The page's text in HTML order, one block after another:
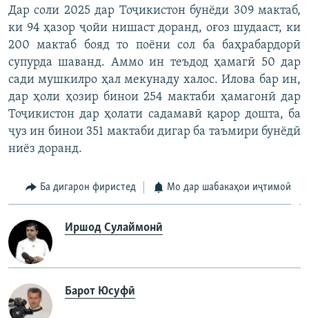
Дар соли 2025 дар Тоҷикистон бунёди 309 мактаб,
ки 94 ҳазор ҷойи нишаст доранд, оғоз шудааст, ки
200 мактаб бояд то поёни сол ба баҳрабардорӣ
супурда шаванд. Аммо ин теъдод ҳамагӣ 50 дар
сади мушкилро ҳал мекунаду халос. Илова бар ин,
дар ҳоли ҳозир бинои 254 мактаби ҳамагонӣ дар
Тоҷикистон дар ҳолати садамавӣ қарор дошта, ба
ҷуз ин бинои 351 мактаби дигар ба таъмири бунёдӣ
ниёз доранд.
Ба дигарон фиристед Мо дар шабакаҳои иҷтимоӣ
Иршод Сулаймонӣ
Барот Юсуфӣ